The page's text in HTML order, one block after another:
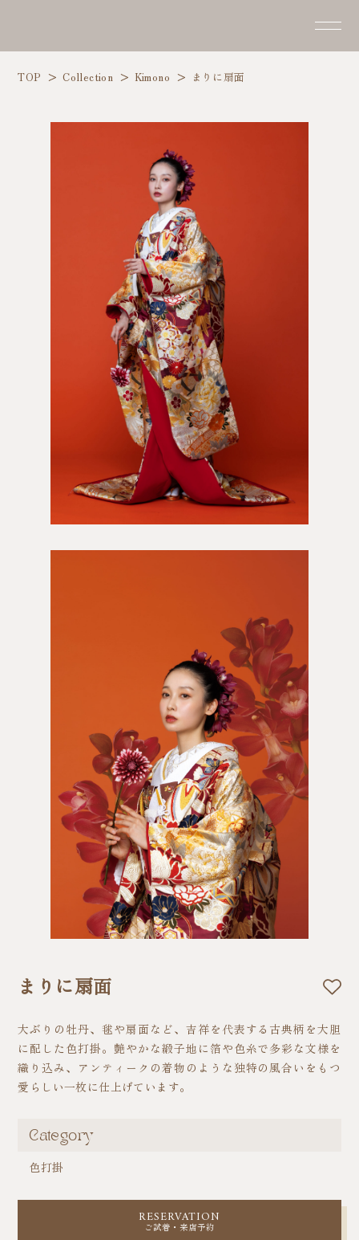
TOP Collection Kimono まりに扇面
まりに扇面
大ぶりの牡丹、毬や扇面など、吉祥を代表する古典柄を大胆
に配した色打掛。艶やかな緞子地に箔や色糸で多彩な文様を
織り込み、アンティークの着物のような独特の風合いをもつ
愛らしい一枚に仕上げています。
Category
色打掛
RESERVATION
ご試着・来店予約